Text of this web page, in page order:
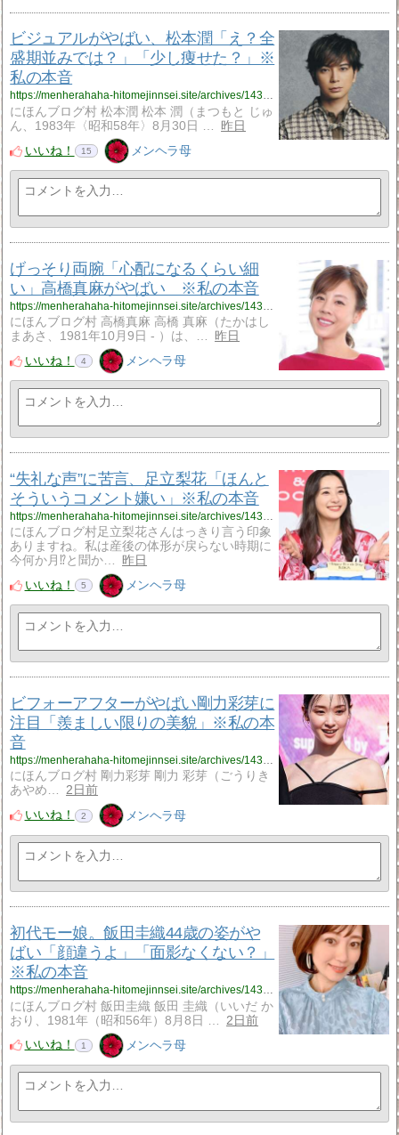
ビジュアルがやばい、松本潤「え？全
盛期並みでは？」「少し痩せた？」※
私の本音
https://menherahaha-hitomejinnsei.site/archives/14323645.html
にほんブログ村 松本潤 松本 潤（まつもと じゅ
ん、1983年〈昭和58年〉8月30日 …
昨日
いいね！
15 メンヘラ母
げっそり両腕「心配になるくらい細
い」高橋真麻がやばい ※私の本音
にほんブログ村 高橋真麻 高橋 真麻（たかはし
まあさ、1981年10月9日 - ）は、…
昨日
いいね！
4 メンヘラ母
“失礼な声”に苦言、足立梨花「ほんと
そういうコメント嫌い」※私の本音
https://menherahaha-hitomejinnsei.site/archives/14320136.html
にほんブログ村足立梨花さんはっきり言う印象
ありますね。私は産後の体形が戻らない時期に
今何か月⁉と聞か…
昨日
いいね！
5 メンヘラ母
ビフォーアフターがやばい剛力彩芽に
注目「羨ましい限りの美貌」※私の本
音
https://menherahaha-hitomejinnsei.site/archives/14319630.html
にほんブログ村 剛力彩芽 剛力 彩芽（ごうりき
あやめ…
2日前
いいね！
2 メンヘラ母
初代モー娘。飯田圭織44歳の姿がや
ばい「顔違うよ」「面影なくない？」
※私の本音
https://menherahaha-hitomejinnsei.site/archives/14319409.html
にほんブログ村 飯田圭織 飯田 圭織（いいだ か
おり、1981年（昭和56年）8月8日 …
2日前
いいね！
1 メンヘラ母